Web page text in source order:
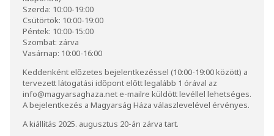
Szerda: 10:00-19:00
Csütörtök: 10:00-19:00
Péntek: 10:00-15:00
Szombat: zárva
Vasárnap: 10:00-16:00
Keddenként előzetes bejelentkezéssel (10:00-19:00 között) a
tervezett látogatási időpont előtt legalább 1 órával az
info@magyarsaghaza.net e-mailre küldött levéllel lehetséges.
A bejelentkezés a Magyarság Háza válaszlevelével érvényes.
A kiállítás 2025. augusztus 20-án zárva tart.